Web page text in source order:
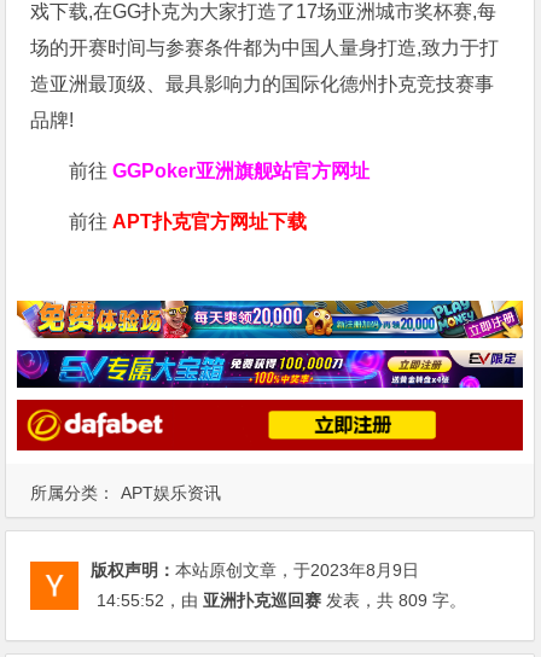
所属分类： APT娱乐资讯
戏下载,在GG扑克为大家打造了17场亚洲城市奖杯赛,每
场的开赛时间与参赛条件都为中国人量身打造,致力于打
造亚洲最顶级、最具影响力的国际化德州扑克竞技赛事
品牌!
前往GGPoker亚洲旗舰站官方网址
前往 APT扑克官方网址下载
版权声明：本站原创文章，于2023年8月9日
14:55:52 ，由 亚洲扑克巡回赛 发表，共 809 字。